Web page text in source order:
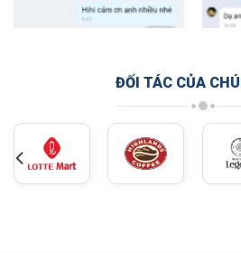
ĐỐI TÁC CỦA